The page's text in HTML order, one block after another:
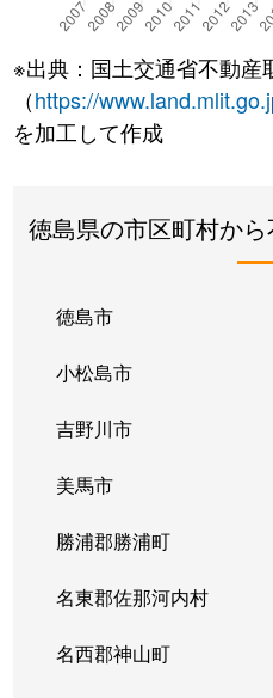
※出典：国土交通省不動産
（https://
を加工して作成
徳島県の市区町村か
徳島市
小松島市
吉野川市
美馬市
勝浦郡勝浦町
名東郡佐那河内村
名西郡神山町